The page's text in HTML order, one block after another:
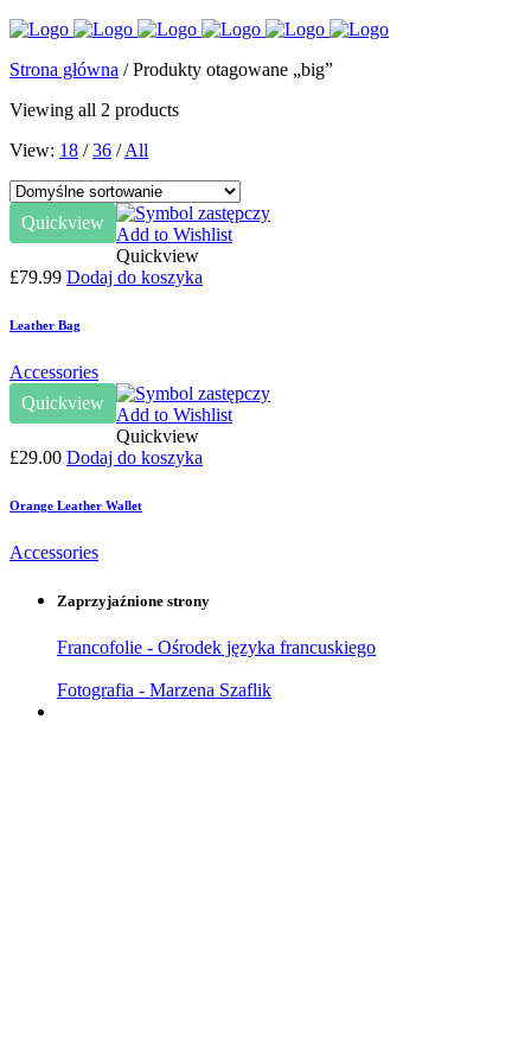
Strona główna / Produkty otagowane „big”
Viewing all 2 products
View: 18 /36 /All
Quickview
Add to Wishlist
Quickview
£79.99 Dodaj do koszyka
Leather Bag
Accessories
Quickview
Add to Wishlist
Quickview
£29.00 Dodaj do koszyka
Orange Leather Wallet
Accessories
Zaprzyjaźnione strony
Francofolie - Ośrodek języka francuskiego
Fotografia - Marzena Szaflik